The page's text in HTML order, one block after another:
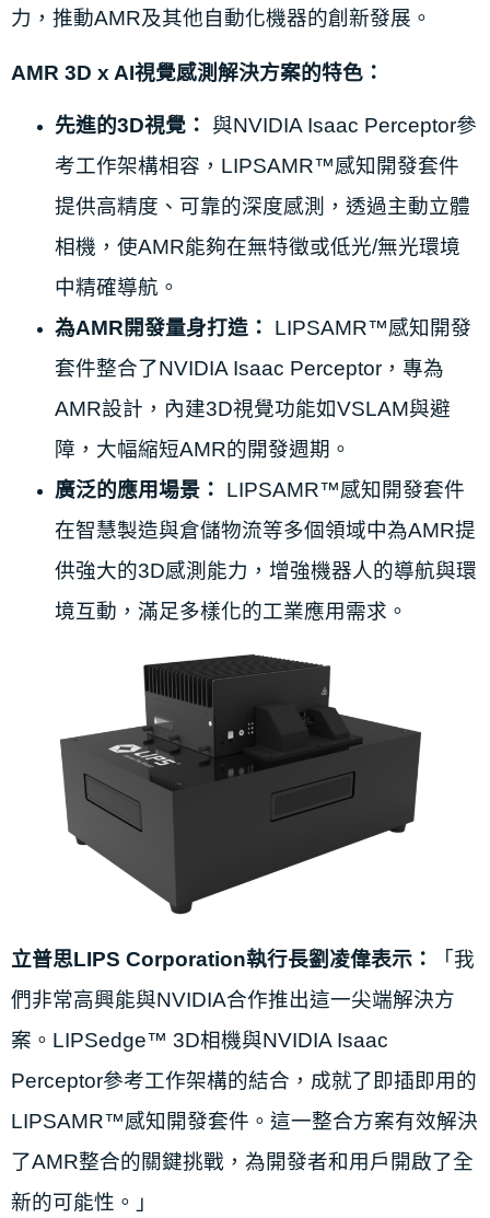
力，推動AMR及其他自動化機器的創新發展。
AMR 3D x AI視覺感測解決方案的特色：
先進的3D視覺： 與NVIDIA Isaac Perceptor參
考工作架構相容，LIPSAMR™感知開發套件
提供高精度、可靠的深度感測，透過主動立體
相機，使AMR能夠在無特徵或低光/無光環境
中精確導航。
為AMR開發量身打造：
LIPSAMR™感知開發
套件整合了NVIDIA Isaac Perceptor，專為
AMR設計，內建3D視覺功能如VSLAM與避
障，大幅縮短AMR的開發週期。
廣泛的應用場景：
LIPSAMR™感知開發套件
在智慧製造與倉儲物流等多個領域中為AMR提
供強大的3D感測能力，增強機器人的導航與環
境互動，滿足多樣化的工業應用需求。
立普思LIPS Corporation執行長劉凌偉表示：
「我
們非常高興能與NVIDIA合作推出這一尖端解決方
案。LIPSedge™ 3D相機與NVIDIA Isaac
Perceptor參考工作架構的結合，成就了即插即用的
LIPSAMR™感知開發套件。這一整合方案有效解決
了AMR整合的關鍵挑戰，為開發者和用戶開啟了全
新的可能性。」